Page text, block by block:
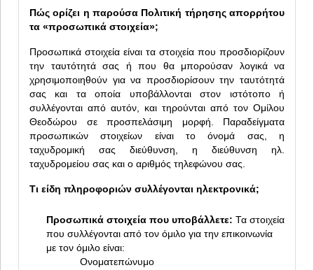
Πώς ορίζει η παρούσα Πολιτική τήρησης απορρήτου
τα «προσωπικά στοιχεία»;
Προσωπικά στοιχεία είναι τα στοιχεία που προσδιορίζουν
την ταυτότητά σας ή που θα μπορούσαν λογικά να
χρησιμοποιηθούν για να προσδιορίσουν την ταυτότητά
σας και τα οποία υποβάλλονται στον ιστότοπο ή
συλλέγονται από αυτόν, και τηρούνται από τον Ομίλου
Θεοδώρου σε προσπελάσιμη μορφή. Παραδείγματα
προσωπικών στοιχείων είναι το όνομά σας, η
ταχυδρομική σας διεύθυνση, η διεύθυνση ηλ.
ταχυδρομείου σας και ο αριθμός τηλεφώνου σας.
Τι είδη πληροφοριών συλλέγονται ηλεκτρονικά;
Προσωπικά στοιχεία που υποβάλλετε: Τα στοιχεία
που συλλέγονται από τον όμιλο για την επικοινωνία
με τον όμιλο είναι:
Ονοματεπώνυμο